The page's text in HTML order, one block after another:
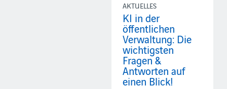
AKTUELLES
KI in der
öffentlichen
Verwaltung: Die
wichtigsten
Fragen &
Antworten auf
einen Blick!